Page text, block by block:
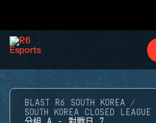
BLAST R6 SOUTH KOREA
SOUTH KOREA CLOSED LEAGUE